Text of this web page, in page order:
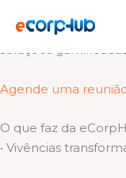
para
Somos um hub de
soluções
Agende uma
O que faz da
• Vivências